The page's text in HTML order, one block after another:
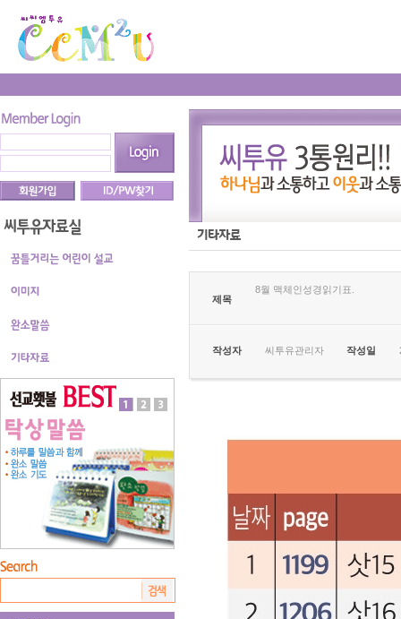
제목
8월 맥체인성경읽기표.
작성자 씨투유관리자 작성일